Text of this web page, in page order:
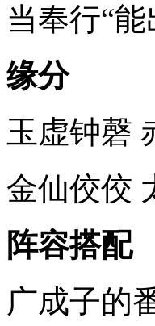
当奉行“
缘分
玉虚钟磬
金仙佼佼
阵容搭配
广成子的